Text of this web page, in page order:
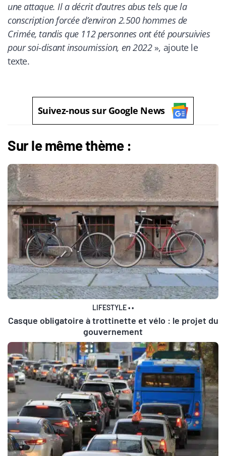
une attaque. Il a décrit d’autres abus tels que la
conscription forcée d’environ 2.500 hommes de
Crimée, tandis que 112 personnes ont été poursuivies
pour soi-disant insoumission, en 2022», ajoute le
texte.
Suivez-nous sur Google News
Sur le même thème :
LIFESTYLE••
Casque obligatoire à trottinette et vélo : le projet du
gouvernement